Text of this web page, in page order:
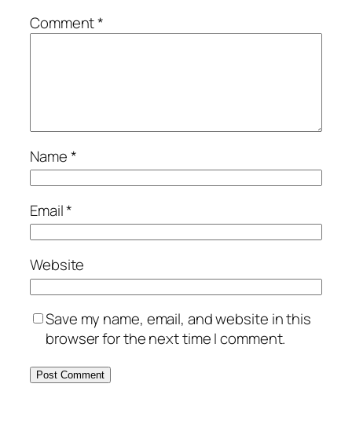
Comment*
Name*
Email*
Website
Save my name, email, and website in this
browser for the next time I comment.